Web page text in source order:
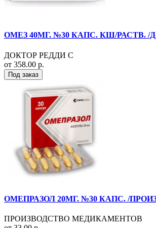
ОМЕЗ 40МГ. №30 КАПС. КШ/РАСТВ. /
ДОКТОР РЕДДИ С
от 358.00 р.
Под заказ
ОМЕПРАЗОЛ 20МГ. №30 КАПС. /
ПРОИЗВОДСТВО МЕДИКАМЕНТОВ